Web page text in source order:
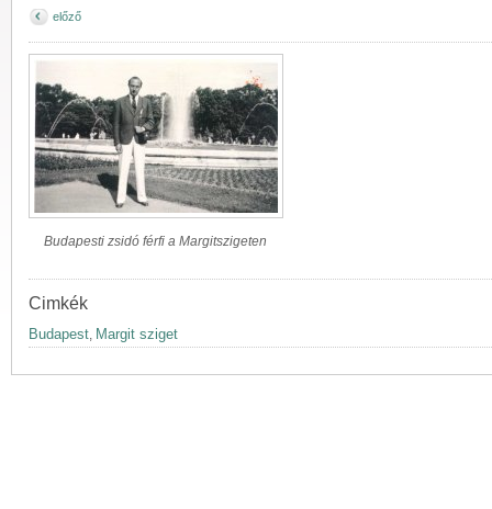
előző
Budapesti zsidó férfi a Margitszigeten
Cimkék
Budapest, Margit sziget